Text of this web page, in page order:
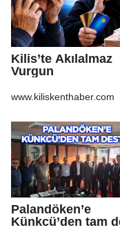
Kilis’te Akılalmaz
Vurgun
www.kiliskenthaber.com
Palandöken’e
Künkcü’den tam